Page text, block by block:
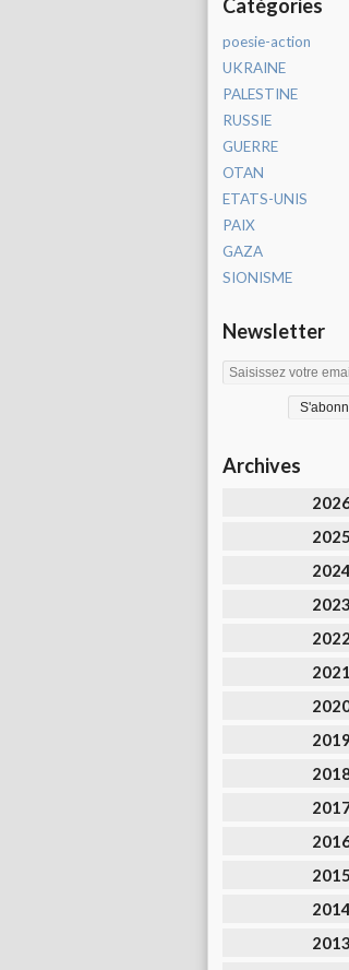
Catégories
poesie-action
UKRAINE
PALESTINE
RUSSIE
GUERRE
OTAN
ETATS-UNIS
PAIX
GAZA
SIONISME
Newsletter
Archives
2025
2024
2023
2022
2021
2019
2015
2014
2013